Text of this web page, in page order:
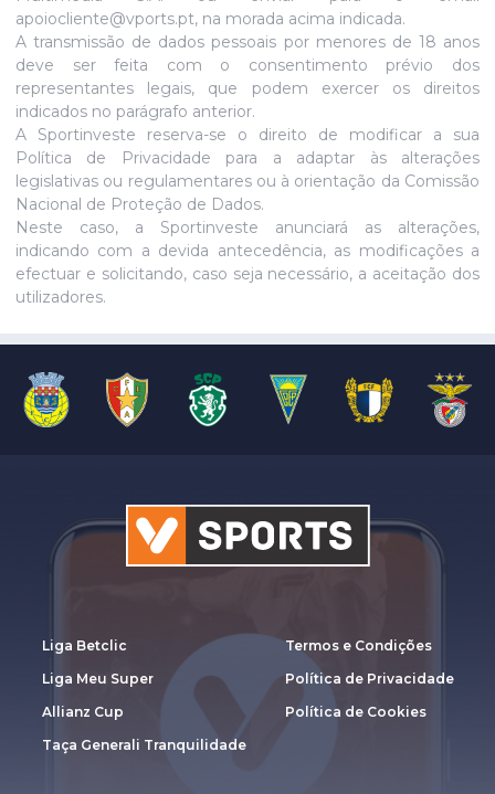
apoiocliente@vports.pt, na morada acima indicada.
A transmissão de dados pessoais por menores de 18 anos
deve ser feita com o consentimento prévio dos
representantes legais, que podem exercer os direitos
indicados no parágrafo anterior.
A Sportinveste reserva-se o direito de modificar a sua
Política de Privacidade para a adaptar às alterações
legislativas ou regulamentares ou à orientação da Comissão
Nacional de Proteção de Dados.
Neste caso, a Sportinveste anunciará as alterações,
indicando com a devida antecedência, as modificações a
efectuar e solicitando, caso seja necessário, a aceitação dos
utilizadores.
Liga Betclic
Liga Meu Super
Allianz Cup
Taça Generali Tranquilidade
Termos e Condições
Política de Privacidade
Política de Cookies